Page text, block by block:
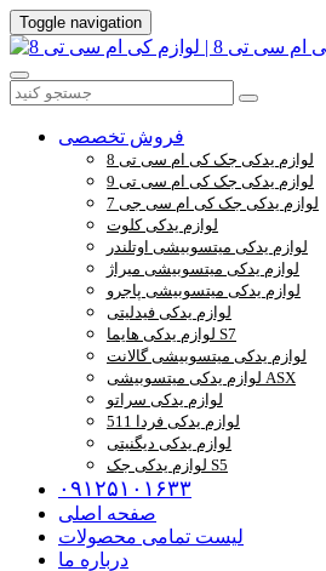
Toggle navigation
فروش تخصصی
لوازم یدکی جک کی ام سی تی 8
لوازم یدکی جک کی ام سی تی 9
لوازم یدکی جک کی ام سی جی 7
لوازم یدکی کلوت
لوازم یدکی میتسوبیشی اوتلندر
لوازم یدکی میتسوبیشی میراژ
لوازم یدکی میتسوبیشی پاجرو
لوازم یدکی فیدلیتی
لوازم یدکی هایما S7
لوازم یدکی میتسوبیشی گالانت
لوازم یدکی میتسوبیشی ASX
لوازم یدکی سراتو
لوازم یدکی فردا 511
لوازم یدکی دیگنیتی
لوازم یدکی جک S5
۰۹۱۲۵۱۰۱۶۳۳
صفحه اصلی
لیست تمامی محصولات
درباره ما